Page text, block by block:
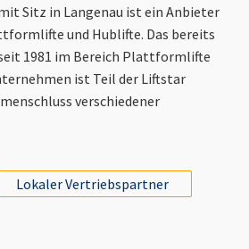
Sitz in Langenau ist ein Anbieter
und Hublifte. Das bereits
1981 im Bereich Plattformlifte
ist Teil der Liftstar
verschiedener
Lokaler Vertriebspartner